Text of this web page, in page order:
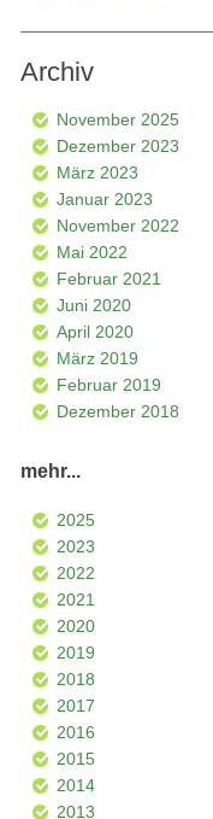
Archiv
November 2025
Dezember 2023
März 2023
Januar 2023
November 2022
Mai 2022
Februar 2021
Juni 2020
April 2020
März 2019
Februar 2019
Dezember 2018
mehr...
2025
2023
2022
2021
2020
2019
2018
2017
2016
2015
2014
2013